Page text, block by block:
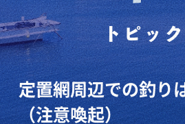
トピッ
定置網周辺での釣り
（注意喚起）